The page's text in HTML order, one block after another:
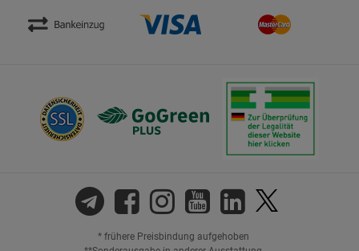
* frühere Preisbindung aufgehoben